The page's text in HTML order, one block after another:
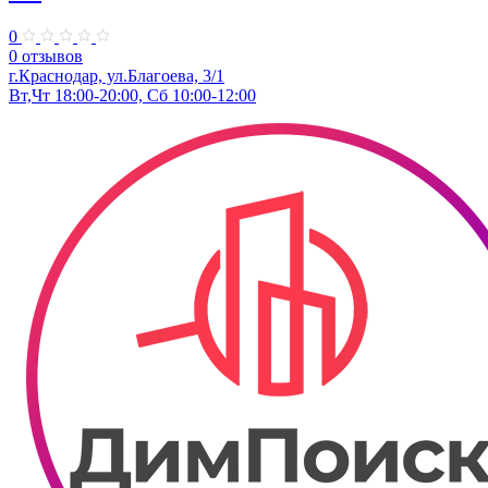
0
0 отзывов
г.Краснодар, ул.Благоева, 3/1
Вт,Чт 18:00-20:00, Сб 10:00-12:00